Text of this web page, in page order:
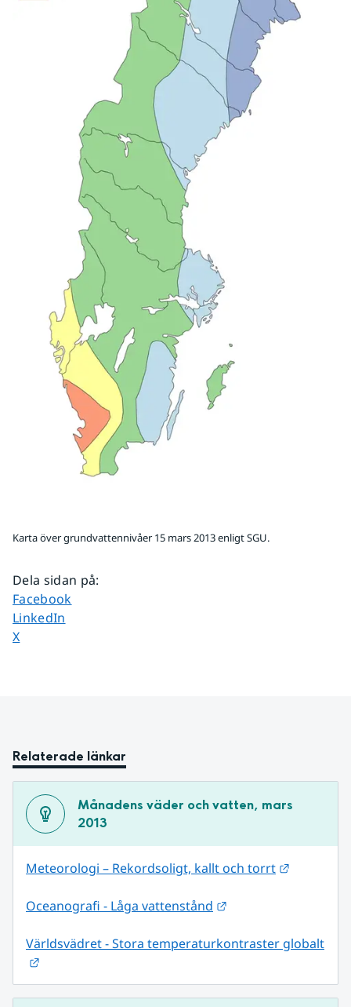
Karta över grundvattennivåer 15 mars 2013 enligt SGU.
Dela sidan på:
Dela sidan på
Facebook
Dela sidan på
LinkedIn
Dela sidan på
X
Relaterade länkar
Månadens väder och vatten, mars
2013
Meteorologi – Rekordsoligt, kallt och torrt
Oceanografi - Låga vattenstånd
Världsvädret - Stora temperaturkontraster globalt